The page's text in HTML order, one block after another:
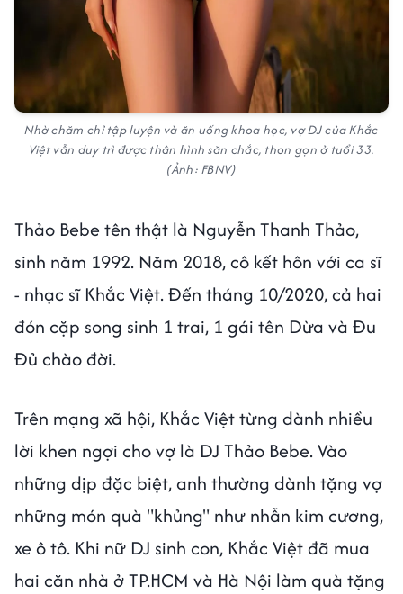
Nhờ chăm chỉ tập luyện và ăn uống khoa học, vợ DJ của Khắc
Việt vẫn duy trì được thân hình săn chắc, thon gọn ở tuổi 33.
(Ảnh: FBNV)
Thảo Bebe tên thật là Nguyễn Thanh Thảo,
sinh năm 1992. Năm 2018, cô kết hôn với ca sĩ
- nhạc sĩ Khắc Việt. Đến tháng 10/2020, cả hai
đón cặp song sinh 1 trai, 1 gái tên Dừa và Đu
Đủ chào đời.
Trên mạng xã hội, Khắc Việt từng dành nhiều
lời khen ngợi cho vợ là DJ Thảo Bebe. Vào
những dịp đặc biệt, anh thường dành tặng vợ
những món quà "khủng" như nhẫn kim cương,
xe ô tô. Khi nữ DJ sinh con, Khắc Việt đã mua
hai căn nhà ở TP.HCM và Hà Nội làm quà tặng